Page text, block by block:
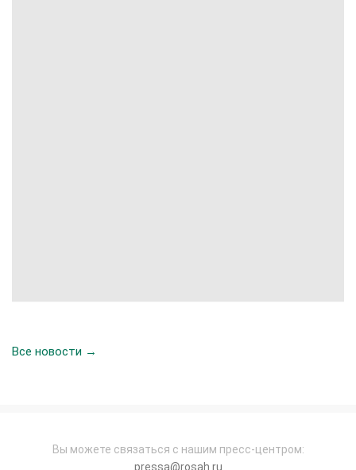
Все новости →
Вы можете связаться с нашим пресс-центром:
pressa@rosah.ru